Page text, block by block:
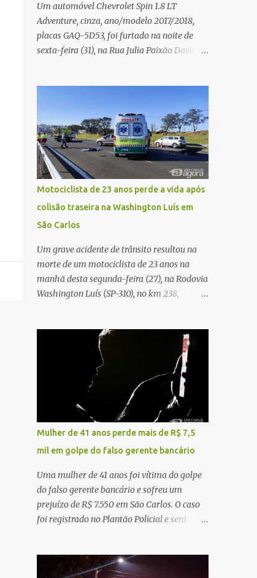
que se sentiu ameaçada, coagida e
humilhada com a situação. Fonte: São
Carlos Agora
Um automóvel Chevrolet Spin 1.8 LT
Adventure, cinza, ano/modelo 2017/2018,
placas GAQ-5D53, foi furtado na noite de
sexta-feira (31), na Rua Julia Paixão David,
apresentou uma pane elétrica no painel,
deixando de funcionar e impossibilitando
uma nova partida. Ainda segundo o registro
policial, o condutor estacionou o carro,
certificou-se de que todas as portas estavam
trancadas, permaneceu com a chave de
ignição e se ausentou do local por cerca de
dez minutos para buscar ajuda. Ao retornar,
constatou que o automóvel havia
imediações, mas não conseguiu localizar o
veículo. Conforme o boletim, um menino de
aproximadamente 10 anos relatou ter visto
a Spin passando pelo local fazendo um forte
problema mecânico que o veículo já
apresentava antes do furto. O carro possui
seguro e, segundo a v...
Motociclista de 23 anos perde a vida após
colisão traseira na Washington Luís em
São Carlos
Um grave acidente de trânsito resultou na
morte de um motociclista de 23 anos na
manhã desta segunda-feira (27), na Rodovia
Washington Luís (SP-310), no km 238,
local, a vítima conduzia uma motocicleta
quando acabou colidindo na traseira de um
Jeep Renegade. Segundo relato da condutora
do veículo, o trânsito estava lento e
congestionado devido a obras realizadas na
rodovia, momento em que ocorreu o
impacto. Com a violência da colisão, o
motociclista foi arremessado ao solo.
Testemunhas relataram que o capacete teria
se desprendido durante o acidente. O jovem
sofreu ferimentos gravíssimos e morreu
ainda no local. Equipes de resgate e de
atendimento da concessionária responsável
socorro à vítima. No entanto, o óbito foi
constatado ainda no local do acidente. A
Mulher de 41 anos perde mais de R$ 7,5
mil em golpe do falso gerente bancário
Uma mulher de 41 anos foi vítima do golpe
do falso gerente bancário e sofreu um
prejuízo de R$ 7.550 em São Carlos. O caso
foi registrado no Plantão Policial e será
ocorrência, a vítima recebeu contato pelo